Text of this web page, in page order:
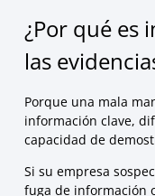
¿Por qué es
las
Porque una mala
información clave,
capacidad de
Si su empresa
fuga de información